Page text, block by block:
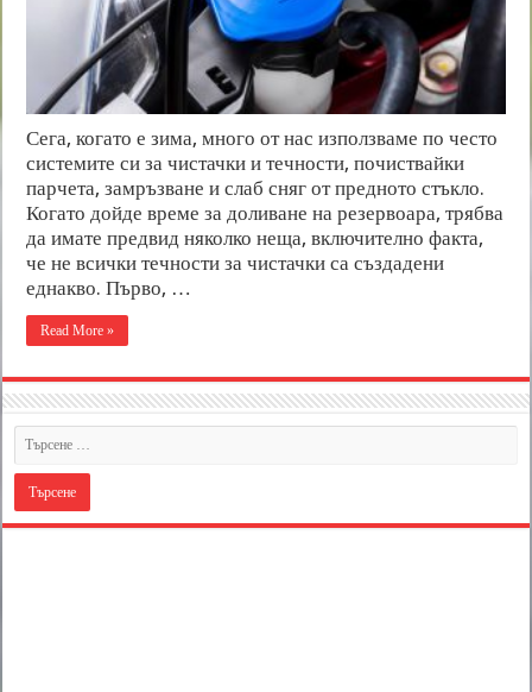
Сега, когато е зима, много от нас използваме по често
системите си за чистачки и течности, почиствайки
парчета, замръзване и слаб сняг от предното стъкло.
Когато дойде време за доливане на резервоара, трябва
да имате предвид няколко неща, включително факта,
че не всички течности за чистачки са създадени
еднакво. Първо, …
Read More »